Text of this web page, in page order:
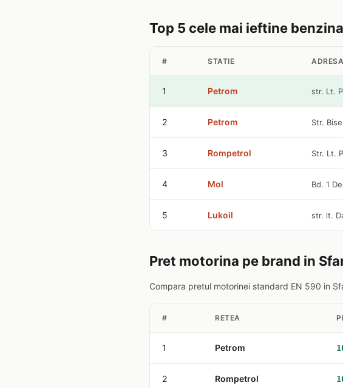
Top 5 cele mai ieftine
# STATIE ADRESA
1 Petrom str. Lt.
2 Petrom Str.
3 Rompetrol Str. Lt.
4 Mol Bd. 1
5 Lukoil str. lt.
Pret motorina pe brand in
Compara pretul motorinei standard EN 590 in
# RETEA
1 Petrom
2 Rompetrol